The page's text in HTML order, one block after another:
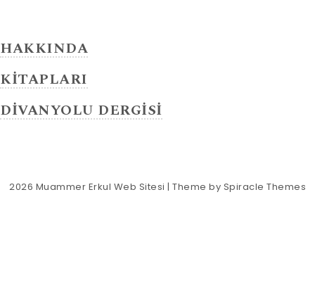
HAKKINDA
KİTAPLARI
DİVANYOLU DERGİSİ
2026 Muammer Erkul Web Sitesi | Theme by Spiracle Themes